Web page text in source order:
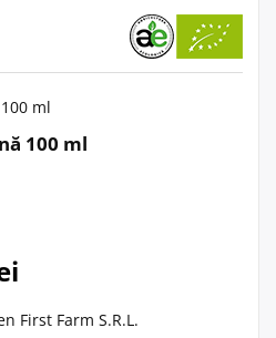
100 ml
First Farm S.R.L.